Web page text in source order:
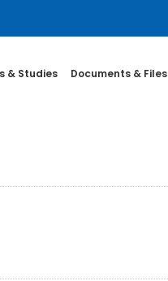
& Studies Documents & Files